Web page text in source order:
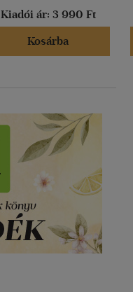
Kiadói ár: 3 990 Ft
Kosárba